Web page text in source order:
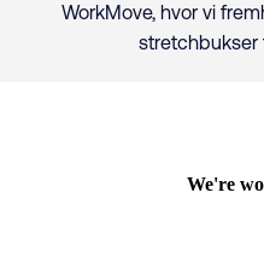
WorkMove, hvor vi
stretchbukser